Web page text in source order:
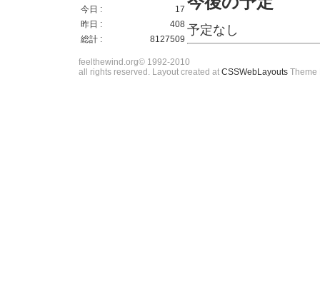
今日 :
17
昨日 :
408
総計 :
8127509
予定なし
feelthewind.org© 1992-2010
all rights reserved. Layout created at CSSWebLayouts